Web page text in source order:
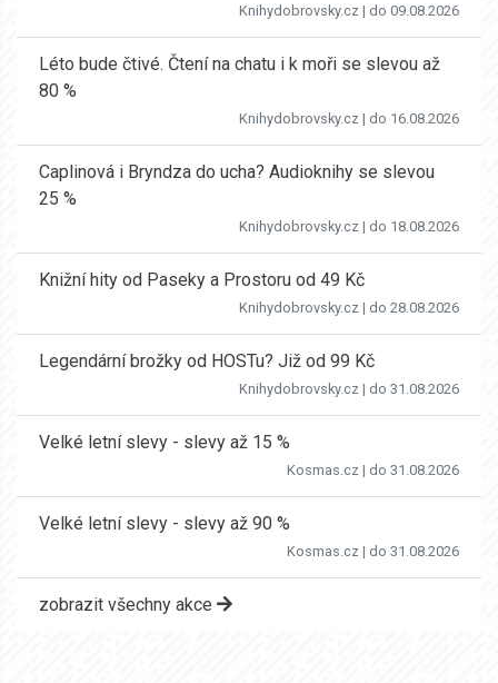
Knihydobrovsky.cz | do 09.08.2026
Léto bude čtivé. Čtení na chatu i k moři se slevou až
80 %
Knihydobrovsky.cz | do 16.08.2026
Caplinová i Bryndza do ucha? Audioknihy se slevou
25 %
Knihydobrovsky.cz | do 18.08.2026
Knižní hity od Paseky a Prostoru od 49 Kč
Knihydobrovsky.cz | do 28.08.2026
Legendární brožky od HOSTu? Již od 99 Kč
Knihydobrovsky.cz | do 31.08.2026
Velké letní slevy - slevy až 15 %
Kosmas.cz | do 31.08.2026
Velké letní slevy - slevy až 90 %
Kosmas.cz | do 31.08.2026
zobrazit všechny akce